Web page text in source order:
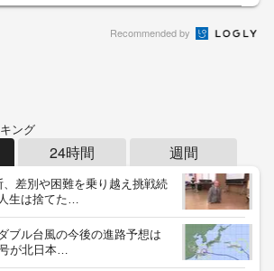
Recommended by
ング
24時間 週間
、差別や困難を乗り越え挑戦続
生は捨てた…
ダブル台風の今後の進路予想は
が北日本…